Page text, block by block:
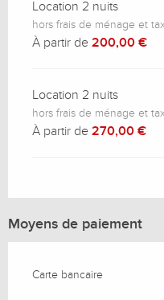
Location 2 nuits
hors frais de ménage et
À partir de 200,00 €
Location 2 nuits
hors frais de ménage et
À partir de 270,00 €
Moyens de paiement
Carte bancaire